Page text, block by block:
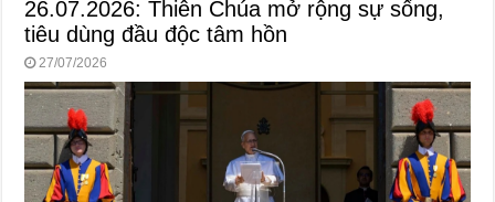
26.07.2026: Thiên Chúa mở rộng sự sống,
tiêu dùng đầu độc tâm hồn
27/07/2026